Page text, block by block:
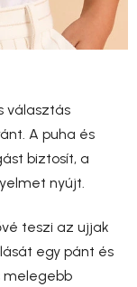
választás
A puha és
biztosít, a
nyújt.
teszi az ujjak
egy pánt és
melegebb